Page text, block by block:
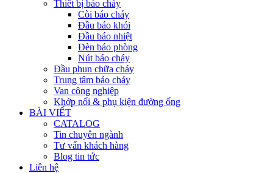
Thiết bị báo cháy
Còi báo cháy
Đầu báo khói
Đầu báo nhiệt
Đèn báo phòng
Nút báo cháy
Đầu phun chữa cháy
Trung tâm báo cháy
Van công nghiệp
Khớp nối & phụ kiện đường ống
BÀI VIẾT
CATALOG
Tin chuyên ngành
Tư vấn khách hàng
Blog tin tức
Liên hệ